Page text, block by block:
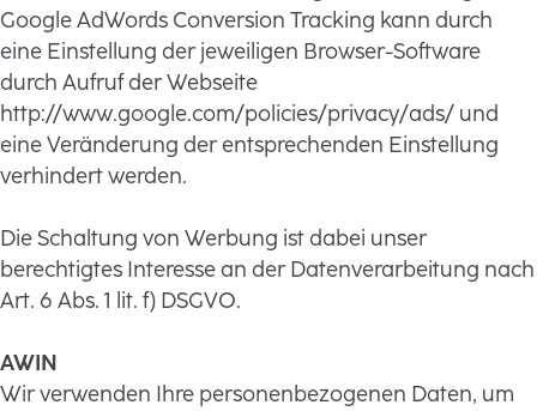
Google AdWords Conversion Tracking kann durch
eine Einstellung der jeweiligen Browser-Software
durch Aufruf der Webseite
http://www.google.com/policies/privacy/ads/ und
eine Veränderung der entsprechenden Einstellung
verhindert werden.
Die Schaltung von Werbung ist dabei unser
berechtigtes Interesse an der Datenverarbeitung nach
Art. 6 Abs. 1 lit. f) DSGVO.
AWIN
Wir verwenden Ihre personenbezogenen Daten, um